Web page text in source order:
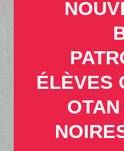
ÉLÈVES